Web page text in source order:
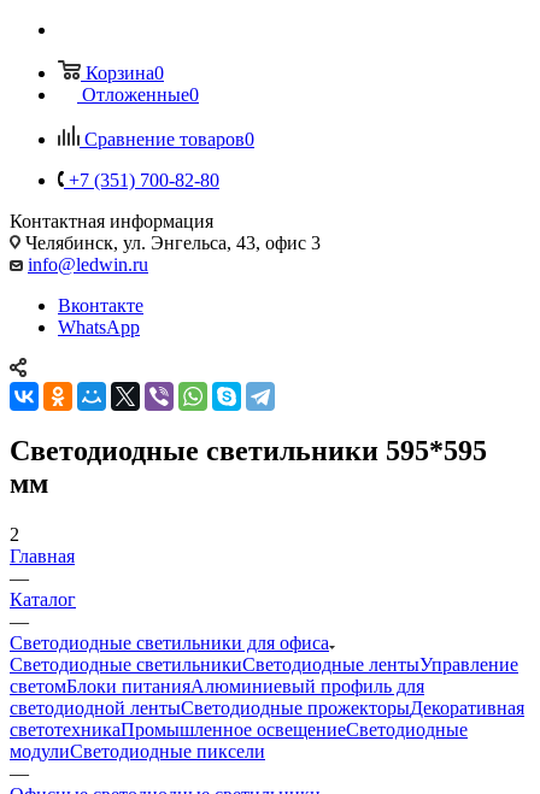
Корзина0
Отложенные0
Сравнение товаров0
+7 (351) 700-82-80
Контактная информация
Челябинск, ул. Энгельса, 43, офис 3
info@ledwin.ru
Вконтакте
WhatsApp
Светодиодные светильники 595*595
мм
2
Главная
—
Каталог
—
Светодиодные светильники для офиса
Светодиодные светильникиСветодиодные лентыУправление
светомБлоки питанияАлюминиевый профиль для
светодиодной лентыСветодиодные прожекторыДекоративная
светотехникаПромышленное освещениеСветодиодные
модулиСветодиодные пиксели
—